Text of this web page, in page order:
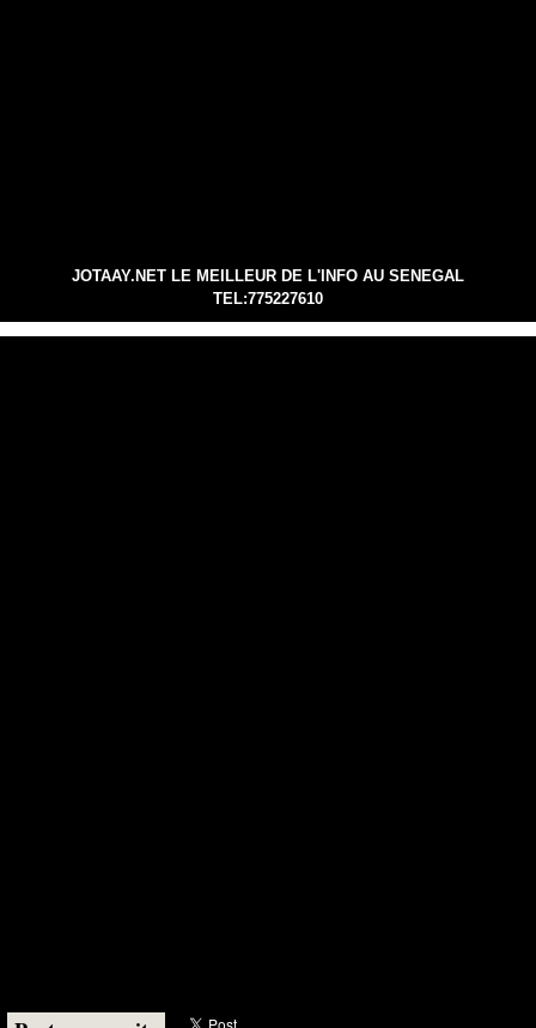
JOTAAY.NET LE MEILLEUR DE L'INFO AU SENEGAL
TEL:775227610